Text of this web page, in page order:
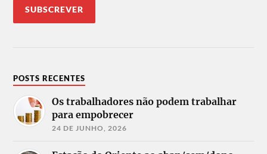
POSTS RECENTES
Os trabalhadores não podem trabalhar
para empobrecer
24 DE JUNHO, 2026